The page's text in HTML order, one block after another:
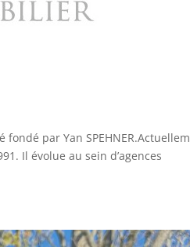
fondé par Yan
Il évolue au sein d’agences